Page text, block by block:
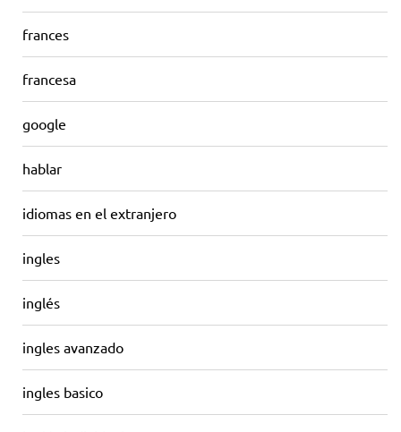
frances
francesa
google
hablar
idiomas en el extranjero
ingles
inglés
ingles avanzado
ingles basico